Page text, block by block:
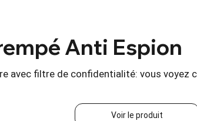
Anti Espion
avec filtre de confidentialité: vous
Voir le produit